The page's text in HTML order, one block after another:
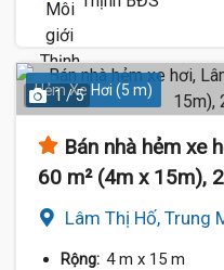
Hẻm Xe Hơi (5 m)
1 / 5
Bán nhà hẻm xe
60 m² (4m x 15m),
Lâm Thị Hố, Trung
Rộng: 4 m x 15 m